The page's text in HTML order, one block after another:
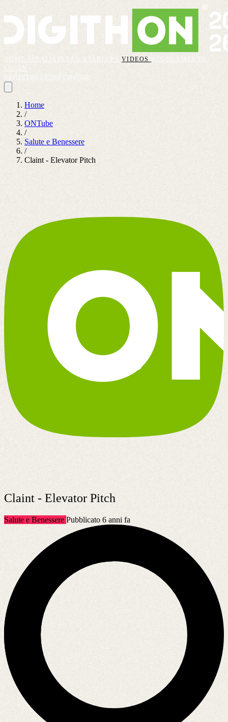
VIDEOS
REGOLAMENTO
Home
/
ONTube
/
Salute e Benessere
/
Claint - Elevator Pitch
Claint - Elevator Pitch
Salute e Benessere Pubblicato 6 anni fa